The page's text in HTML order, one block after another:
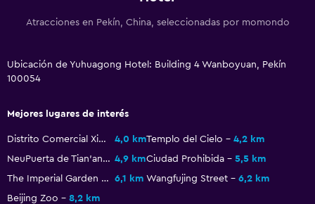
Atracciones en Pekín, China, seleccionadas por momondo
Ubicación de Yuhuagong Hotel: Building 4 Wanboyuan, Pekín
100054
Mejores lugares de interés
Distrito Comercial Xidan 4,0 kmTemplo del Cielo
4,2 km
NeuPuerta de Tian'anmen 4,9 kmCiudad Prohibida
5,5 km
The Imperial Garden of The Palace Museum
6,1 km Wangfujing Street
6,2 km
Beijing Zoo
8,2 km